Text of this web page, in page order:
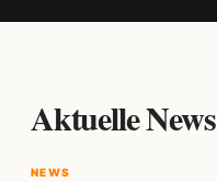
Aktuelle News
NEWS